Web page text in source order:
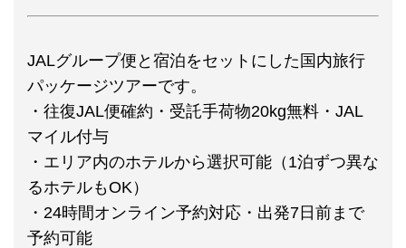
JALグループ便と宿泊をセットにした国内旅行
パッケージツアーです。
・往復JAL便確約・受託手荷物20kg無料・JAL
マイル付与
・エリア内のホテルから選択可能（1泊ずつ異な
るホテルもOK）
・24時間オンライン予約対応・出発7日前まで
予約可能